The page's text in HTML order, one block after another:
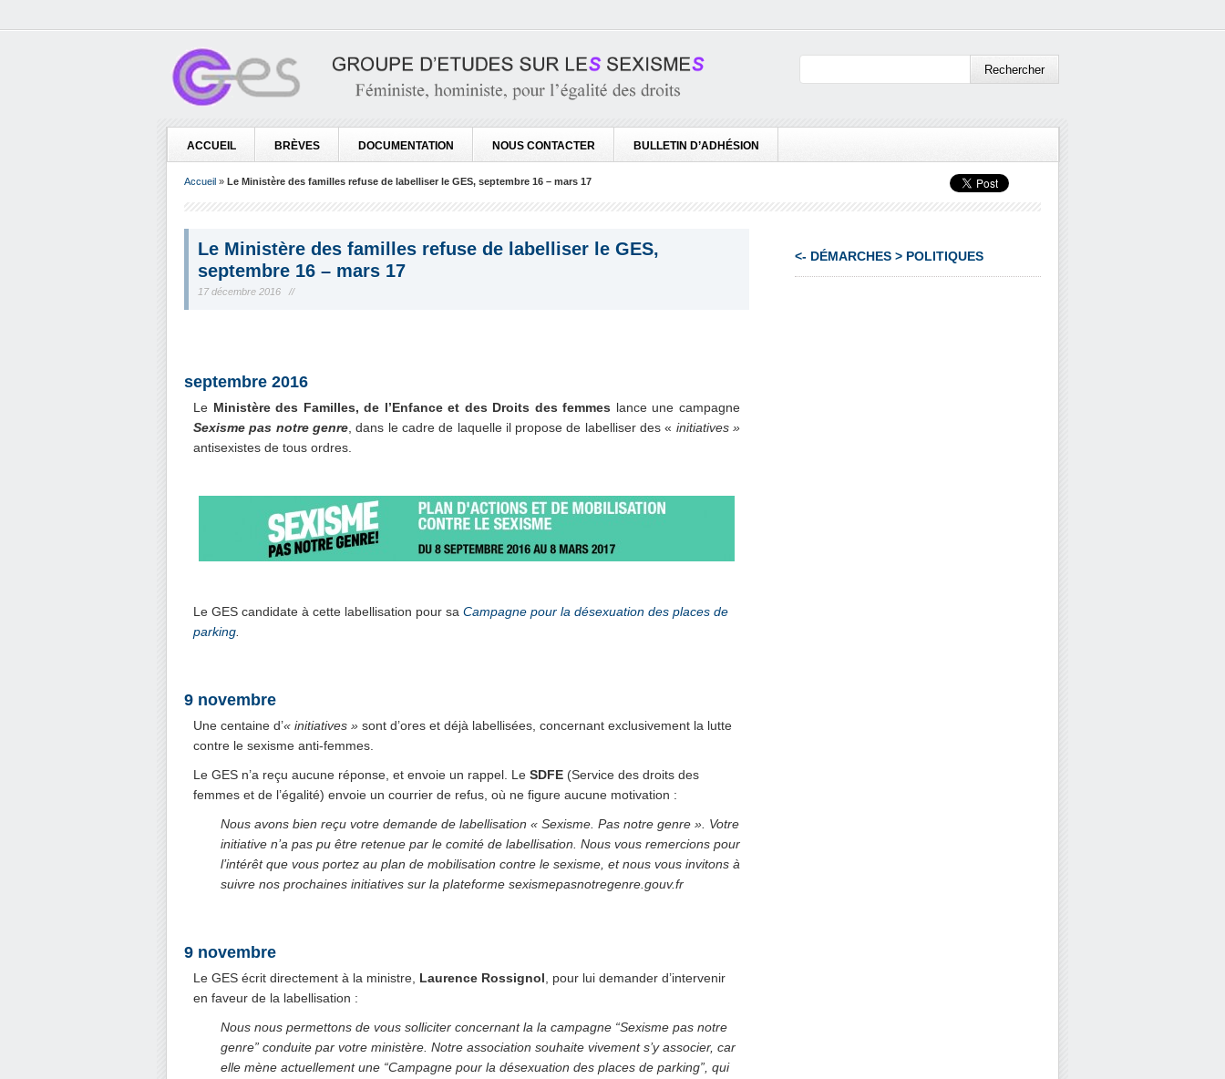
ACCUEIL BRÈVES DOCUMENTATION NOUS CONTACTER BULLETIN D’ADHÉSION
Accueil » Le Ministère des familles refuse de labelliser le GES, septembre 16 – mars 17
Le Ministère des familles refuse de labelliser le GES,
septembre 16 – mars 17
17 décembre 2016 //
septembre 2016
Le Ministère des Familles, de l’Enfance et des Droits des femmes lance une campagne
Sexisme pas notre genre, dans le cadre de laquelle il propose de labelliser des « initiatives »
antisexistes de tous ordres.
Le GES candidate à cette labellisation pour sa Campagne pour la désexuation des places de
parking
9 novembre
Une centaine d’« initiatives » sont d’ores et déjà labellisées, concernant exclusivement la lutte
contre le sexisme anti-femmes.
Le GES n’a reçu aucune réponse, et envoie un rappel. Le SDFE (Service des droits des
femmes et de l’égalité) envoie un courrier de refus, où ne figure aucune motivation :
Nous avons bien reçu votre demande de labellisation « Sexisme. Pas notre genre ». Votre
initiative n’a pas pu être retenue par le comité de labellisation. Nous vous remercions pour
l’intérêt que vous portez au plan de mobilisation contre le sexisme, et nous vous invitons à
suivre nos prochaines initiatives sur la plateforme sexismepasnotregenre.gouv.fr
9 novembre
Le GES écrit directement à la ministre, Laurence Rossignol , pour lui demander d’intervenir
en faveur de la labellisation :
Nous nous permettons de vous solliciter concernant la la campagne “Sexisme pas notre
genre” conduite par votre ministère. Notre association souhaite vivement s’y associer, car
elle mène actuellement une “Campagne pour la désexuation des places de parking”, qui
<- DÉMARCHES > POLITIQUES